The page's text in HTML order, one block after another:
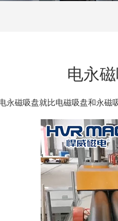
电永
永磁吸盘就比电磁吸盘和永磁